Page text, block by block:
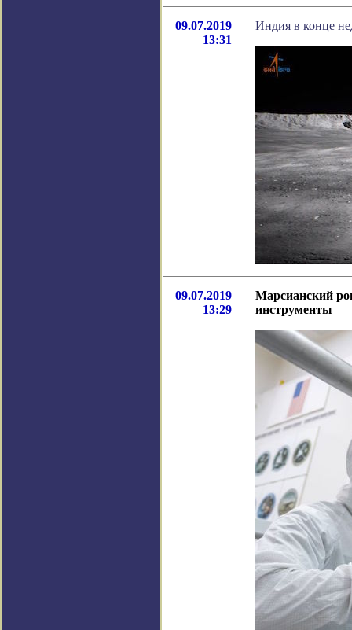
09.07.2019
13:31
Индия в конце
09.07.2019
13:29
Марсианский
инструменты